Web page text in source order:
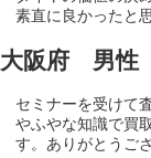
素直に良かったと
大阪府 男
セミナーを受けて
やふやな知識で買
す。ありがとうご